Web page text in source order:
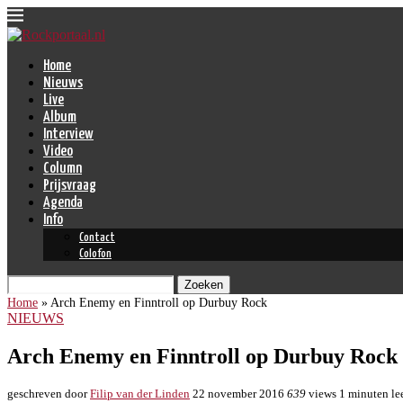
Home
Nieuws
Live
Album
Interview
Video
Column
Prijsvraag
Agenda
Info
Contact
Colofon
Zoeken
Home » Arch Enemy en Finntroll op Durbuy Rock
NIEUWS
Arch Enemy en Finntroll op Durbuy Rock
geschreven doorFilip van der Linden 22 november 2016 639 views 1 minuten